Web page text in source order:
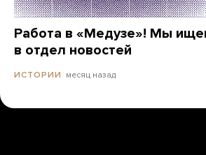
Работа в «Медузе»! Мы
в отдел новостей
ИСТОРИИ месяц назад